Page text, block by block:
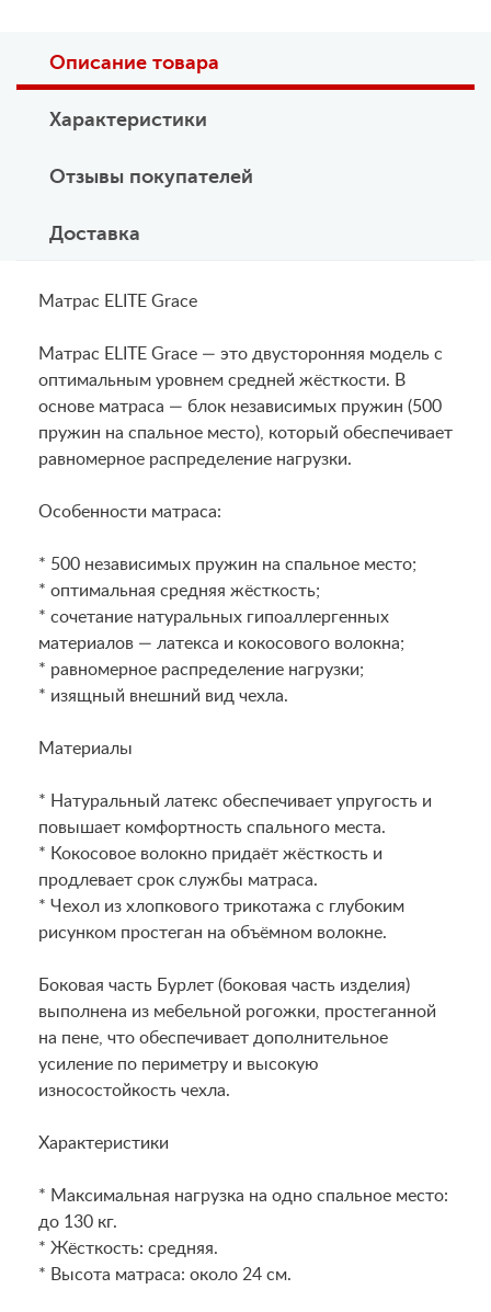
Описание товара
Характеристики
Отзывы покупателей
Доставка
Матрас ELITE Grace
Матрас ELITE Grace — это двусторонняя модель с
оптимальным уровнем средней жёсткости. В
основе матраса — блок независимых пружин (500
пружин на спальное место), который обеспечивает
равномерное распределение нагрузки.
Особенности матраса:
* 500 независимых пружин на спальное место;
* оптимальная средняя жёсткость;
* сочетание натуральных гипоаллергенных
материалов — латекса и кокосового волокна;
* равномерное распределение нагрузки;
* изящный внешний вид чехла.
Материалы
* Натуральный латекс обеспечивает упругость и
повышает комфортность спального места.
* Кокосовое волокно придаёт жёсткость и
продлевает срок службы матраса.
* Чехол из хлопкового трикотажа с глубоким
рисунком простеган на объёмном волокне.
Боковая часть Бурлет (боковая часть изделия)
выполнена из мебельной рогожки, простеганной
на пене, что обеспечивает дополнительное
усиление по периметру и высокую
износостойкость чехла.
Характеристики
* Максимальная нагрузка на одно спальное место:
до 130 кг.
* Жёсткость: средняя.
* Высота матраса: около 24 см.